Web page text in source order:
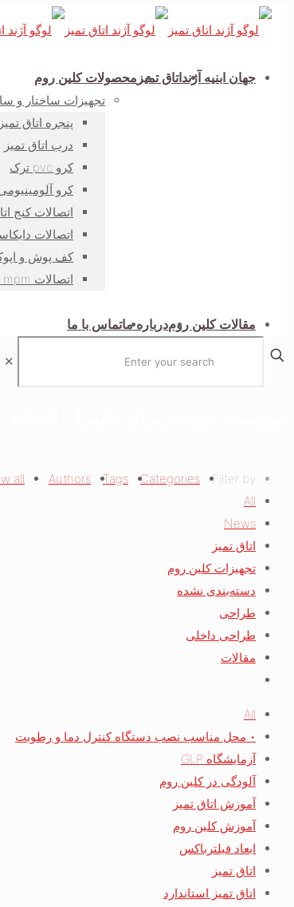
جهان ابنیه آژنداتاق تمیز محصولات کلین روم
تجهیزات ساختار و
پنجره اتاق تمیز
درب اتاق تمیز
کرو pvc ترک
کرو
اتصالات کنج
اتصالات
کف پوش و
اتصالات mpm اتاق تمیز
مقالات کلین رومدرباره ماتماس با ما
✕
Filter by
Categories
Tags
Authors
all
All
News
اتاق تمیز
تجهیزات کلین روم
دسته‌بندی نشده
طراحی
طراحی داخلی
مقالات
All
• محل مناسب نصب دستگاه کنترل دما و رطوبت
آزمایشگاه GLP
آلودگی در کلین روم
آموزش اتاق تمیز
آموزش کلین روم
ابعاد فیلترباکس
اتاق تمیز
اتاق تمیز استاندارد